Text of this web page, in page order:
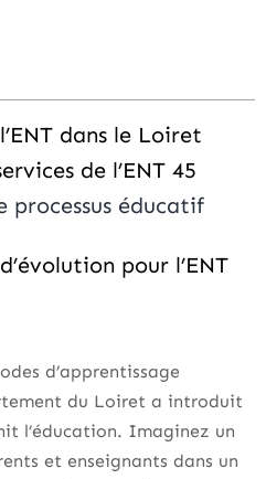
dans le Loiret
de l’ENT 45
processus éducatif
pour l’ENT
d’apprentissage
du Loiret a introduit
l’éducation. Imaginez un
et enseignants dans un